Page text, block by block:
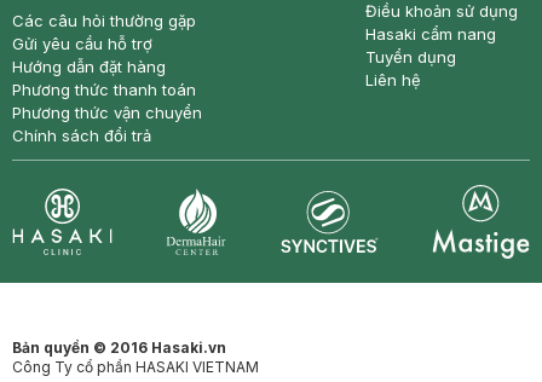
Các câu hỏi thường gặp
Gửi yêu cầu hỗ trợ
Hướng dẫn đặt hàng
Phương thức thanh toán
Phương thức vận chuyển
Chính sách đổi trả
Điều khoản sử dụng
Hasaki cẩm nang
Tuyển dụng
Liên hệ
Bản quyền © 2016 Hasaki.vn
Công Ty cổ phần HASAKI VIETNAM